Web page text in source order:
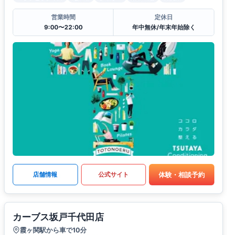
営業時間
9:00〜22:00
定休日
年中無休/年末年始除く
店舗情報 公式サイト 体験・相談予約
カーブス坂戸千代田店
霞ヶ関駅から車で10分